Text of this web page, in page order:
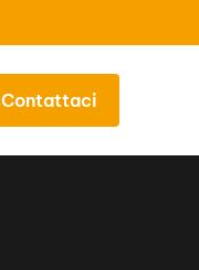
Contattaci